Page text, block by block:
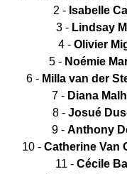
2 - Isabelle
3 - Lindsay
4 - Olivier
5 - Noémie
6 - Milla van der
7 - Diana
8 - Josué
9 - Anthony
10 - Catherine Van
11 - Cécile